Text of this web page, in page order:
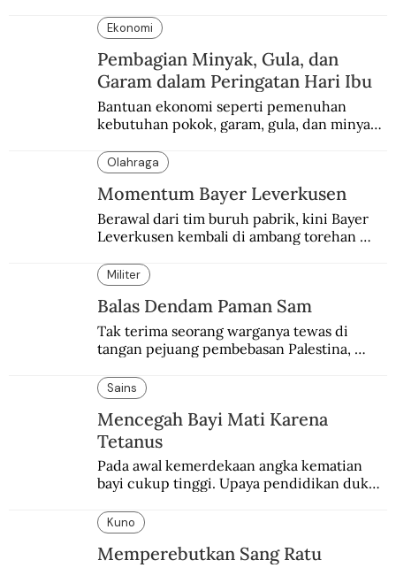
Ekonomi
Pembagian Minyak, Gula, dan
Garam dalam Peringatan Hari Ibu
Bantuan ekonomi seperti pemenuhan
kebutuhan pokok, garam, gula, dan minyak
peringatan Hari Ibu.
Olahraga
Momentum Bayer Leverkusen
Berawal dari tim buruh pabrik, kini Bayer
Leverkusen kembali di ambang torehan
“Neverkusen”.
Militer
Balas Dendam Paman Sam
Tak terima seorang warganya tewas di
tangan pejuang pembebasan Palestina,
pembalasan.
Sains
Mencegah Bayi Mati Karena
Tetanus
Pada awal kemerdekaan angka kematian
bayi cukup tinggi. Upaya pendidikan dukun
Kuno
Memperebutkan Sang Ratu